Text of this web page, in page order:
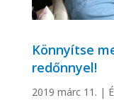
Könnyítse
redőnnyel!
2019 márc 11. |